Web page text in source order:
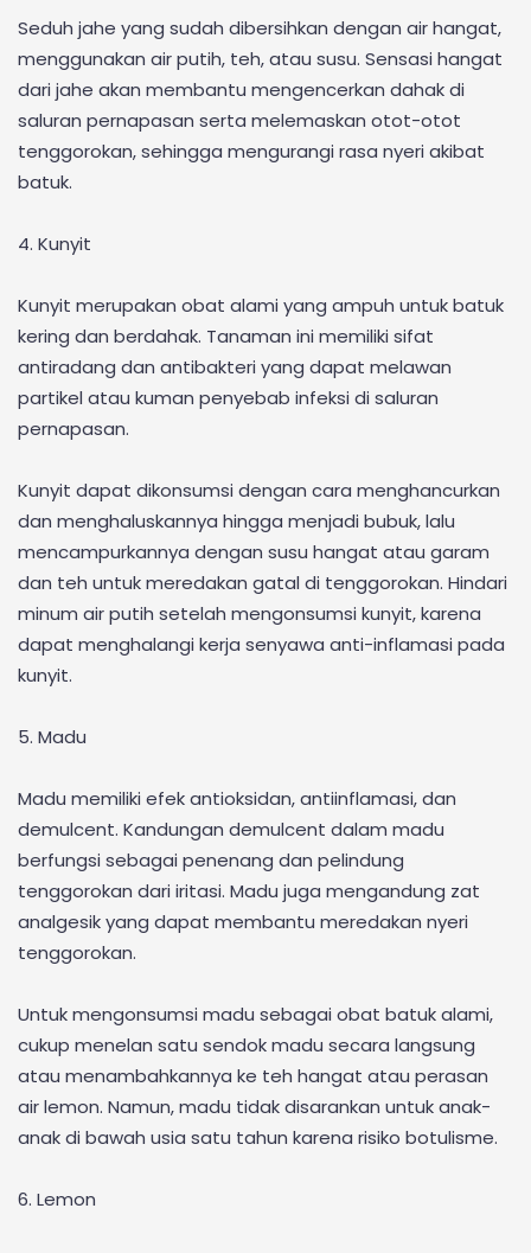
Seduh jahe yang sudah dibersihkan dengan air hangat,
menggunakan air putih, teh, atau susu. Sensasi hangat
dari jahe akan membantu mengencerkan dahak di
saluran pernapasan serta melemaskan otot-otot
tenggorokan, sehingga mengurangi rasa nyeri akibat
batuk.
4. Kunyit
Kunyit merupakan obat alami yang ampuh untuk batuk
kering dan berdahak. Tanaman ini memiliki sifat
antiradang dan antibakteri yang dapat melawan
partikel atau kuman penyebab infeksi di saluran
pernapasan.
Kunyit dapat dikonsumsi dengan cara menghancurkan
dan menghaluskannya hingga menjadi bubuk, lalu
mencampurkannya dengan susu hangat atau garam
dan teh untuk meredakan gatal di tenggorokan. Hindari
minum air putih setelah mengonsumsi kunyit, karena
dapat menghalangi kerja senyawa anti-inflamasi pada
kunyit.
5. Madu
Madu memiliki efek antioksidan, antiinflamasi, dan
demulcent. Kandungan demulcent dalam madu
berfungsi sebagai penenang dan pelindung
tenggorokan dari iritasi. Madu juga mengandung zat
analgesik yang dapat membantu meredakan nyeri
tenggorokan.
Untuk mengonsumsi madu sebagai obat batuk alami,
cukup menelan satu sendok madu secara langsung
atau menambahkannya ke teh hangat atau perasan
air lemon. Namun, madu tidak disarankan untuk anak-
anak di bawah usia satu tahun karena risiko botulisme.
6. Lemon